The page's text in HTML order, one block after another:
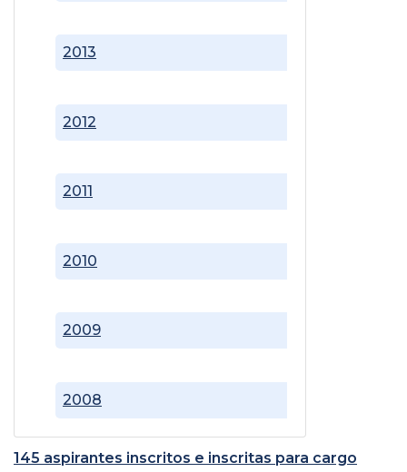
2008
2009
2010
2011
2012
2013
145 aspirantes inscritos e inscritas para cargo